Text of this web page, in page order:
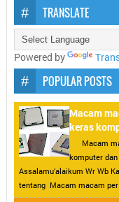
TRANSLATE
Powered by
POPULAR POSTS
Macam
keras
Macam
komputer
Assalamu’alaikum Wr Wb
tentang Macam macam per...